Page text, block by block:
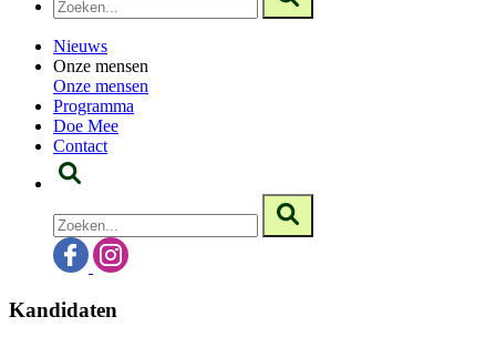
Nieuws
Onze mensen
Onze mensen
Programma
Doe Mee
Contact
Kandidaten